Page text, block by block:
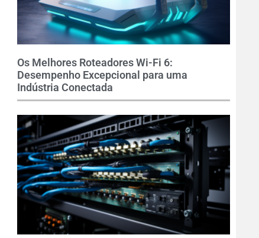
Os Melhores Roteadores Wi-Fi 6:
Desempenho Excepcional para uma
Indústria Conectada